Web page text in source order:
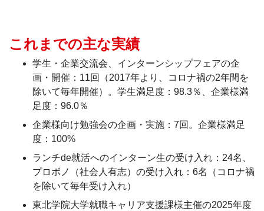
これまでの主な実績
学生・企業交流会、インターンシップフェアの企
画・開催：11回（2017年より、コロナ禍の2年間を
除いて毎年開催）。学生満足度：98.3％、企業様満
足度：96.0％
企業様向け勉強会の企画・実施：7回。企業様満足
度：100%
ランチde就活へのインターン生の受け入れ：24名、
プロボノ（社会人有志）の受け入れ：6名（コロナ禍
を除いて毎年受け入れ）
東北学院大学就職キャリア支援課様主催の2025年度